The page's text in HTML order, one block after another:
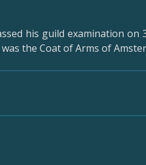
his guild examination
the Coat of Arms of